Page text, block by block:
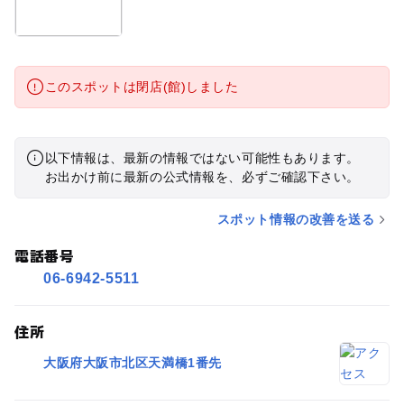
このスポットは閉店(館)しました
以下情報は、最新の情報ではない可能性もあります。
お出かけ前に最新の公式情報を、必ずご確認下さい。
スポット情報の改善を送る
電話番号
06-6942-5511
住所
大阪府大阪市北区天満橋1番先